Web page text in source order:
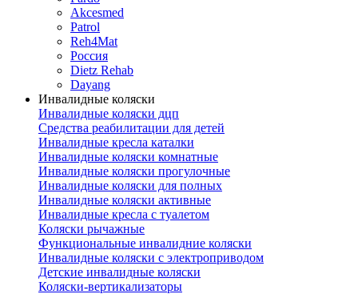
Akcesmed
Patrol
Reh4Mat
Россия
Dietz Rehab
Dayang
Инвалидные коляски
Инвалидные коляски дцп
Средства реабилитации для детей
Инвалидные кресла каталки
Инвалидные коляски комнатные
Инвалидные коляски прогулочные
Инвалидные коляски для полных
Инвалидные коляски активные
Инвалидные кресла с туалетом
Коляски рычажные
Функциональные инвалидние коляски
Инвалидные коляски с электроприводом
Детские инвалидные коляски
Коляски-вертикализаторы